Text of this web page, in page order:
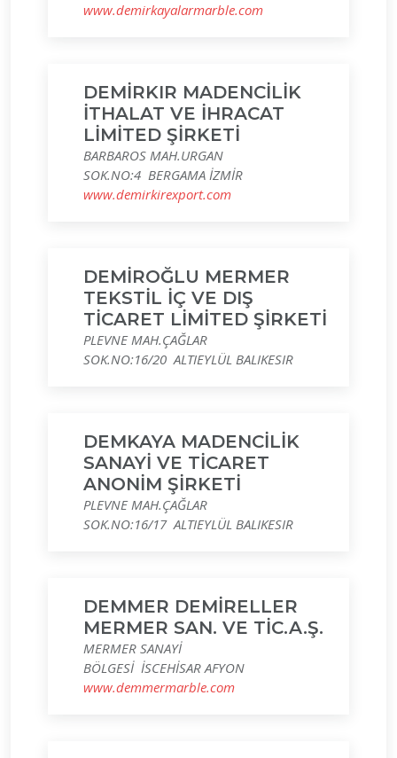
www.demirkayalarmarble.com
DEMİRKIR MADENCİLİK
İTHALAT VE İHRACAT
LİMİTED ŞİRKETİ
BARBAROS MAH.URGAN
SOK.NO:4 BERGAMA İZMİR
www.demirkirexport.com
DEMİROĞLU MERMER
TEKSTİL İÇ VE DIŞ
TİCARET LİMİTED ŞİRKETİ
PLEVNE MAH.ÇAĞLAR
SOK.NO:16/20 ALTIEYLÜL BALIKESIR
DEMKAYA MADENCİLİK
SANAYİ VE TİCARET
ANONİM ŞİRKETİ
PLEVNE MAH.ÇAĞLAR
SOK.NO:16/17 ALTIEYLÜL BALIKESIR
DEMMER DEMİRELLER
MERMER SAN. VE TİC.A.Ş.
MERMER SANAYİ
BÖLGESİ İSCEHİSAR AFYON
www.demmermarble.com